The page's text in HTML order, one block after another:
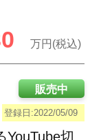
万円(税込)
登録日:2022/05/09
販売中
YouTube切